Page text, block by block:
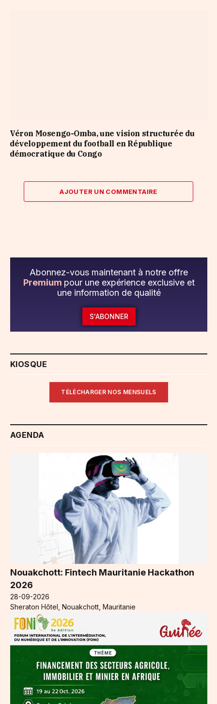
Véron Mosengo-Omba, une vision structurée du
développement du football en République
démocratique du Congo
AJOUTER UN COMMENTAIRE
Abonnez-vous maintenant à notre offre
Premium pour une expérience exclusive et
une information de qualité
S'ABONNER
KIOSQUE
TÉLÉCHARGER NOS MENSUELS
AGENDA
Nouakchott: Fintech Mauritanie Hackathon
2026
28-09-2026
Sheraton Hôtel, Nouakchott, Mauritanie